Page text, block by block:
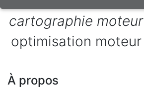
cartographie
optimisation
À propos